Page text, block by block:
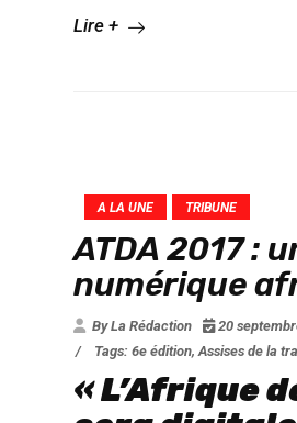
Lire +
A LA UNE TRIBUNE
ATDA 2017 :
numérique
By La Rédaction
20
/
Tags: 6e édition,Assises de la
« L’Afrique